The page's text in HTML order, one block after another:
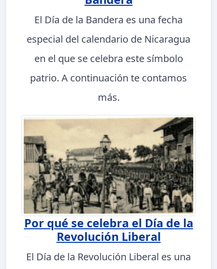
El Día de la Bandera es una fecha
especial del calendario de Nicaragua
en el que se celebra este símbolo
patrio. A continuación te contamos
más.
Por qué se celebra el Día de la
Revolución Liberal
El Día de la Revolución Liberal es una